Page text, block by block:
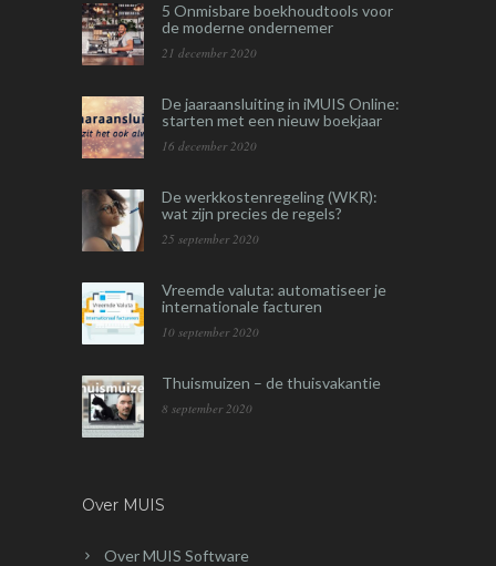
5 Onmisbare boekhoudtools voor
de moderne ondernemer
21 december 2020
De jaaraansluiting in iMUIS Online:
starten met een nieuw boekjaar
16 december 2020
De werkkostenregeling (WKR):
wat zijn precies de regels?
25 september 2020
Vreemde valuta: automatiseer je
internationale facturen
10 september 2020
Thuismuizen – de thuisvakantie
8 september 2020
Over MUIS
Over MUIS Software